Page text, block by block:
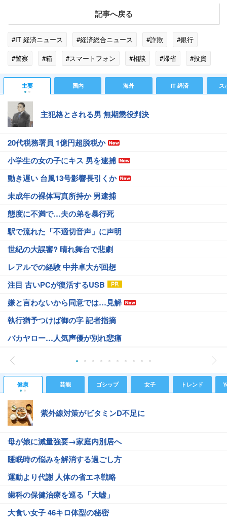
記事へ戻る
#IT 経済ニュース #経済総合ニュース #詐欺
#銀行
#警察
#箱 #スマートフォン #相談 #帰省
#投資
#お茶
#食卓 #家族 #仕送り #パン
#高齢者
#年賀状
主要 国内 海外 IT 経済 ス
主犯格とされる男 無期懲役判決
20代税務署員 1億円超脱税か
小学生の女の子にキス 男を逮捕
動き遅い 台風13号影響長引くか
未成年の裸体写真所持か 男逮捕
態度に不満で…夫の弟を暴行死
駅で流れた「不適切音声」に声明
世紀の大誤審? 晴れ舞台で悲劇
レアルでの経験 中井卓大が回想
注目 古いPCが復活するUSB
嫌と言わないから同意では…見解
執行猶予つけば御の字 記者指摘
バカヤロー…人気声優が別れ悲痛
健康 芸能 ゴシップ 女子 トレンド
紫外線対策がビタミンD不足に
母が娘に減量強要→家庭内別居へ
睡眠時の悩みを解消する過ごし方
運動より代謝 人体の省エネ戦略
歯科の保健治療を巡る「大嘘」
大食い女子 46キロ体型の秘密